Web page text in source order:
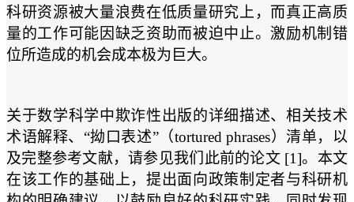
科研资源被大量浪费在低质量研究上，而真正高质
量的工作可能因缺乏资助而被迫中止。激励机制错
位所造成的机会成本极为巨大。
关于数学科学中欺诈性出版的详细描述、相关技术
术语解释、“拗口表述”（tortured phrases）清单，以
及完整参考文献，请参见我们此前的论文 [1]。本文
在该工作的基础上，提出面向政策制定者与科研机